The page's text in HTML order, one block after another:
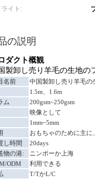
ライト:
の説明
ダクト概観
製卸し売り羊毛の生地の
名前
中国製卸し売り羊毛
1.5m、1.6m
ム
200gsm~250gsm
映像として
1mm~5mm
おもちゃのために主
し時間
20days
物の港:
ニンポーか上海
ODM
利用できる
T/TかL/C